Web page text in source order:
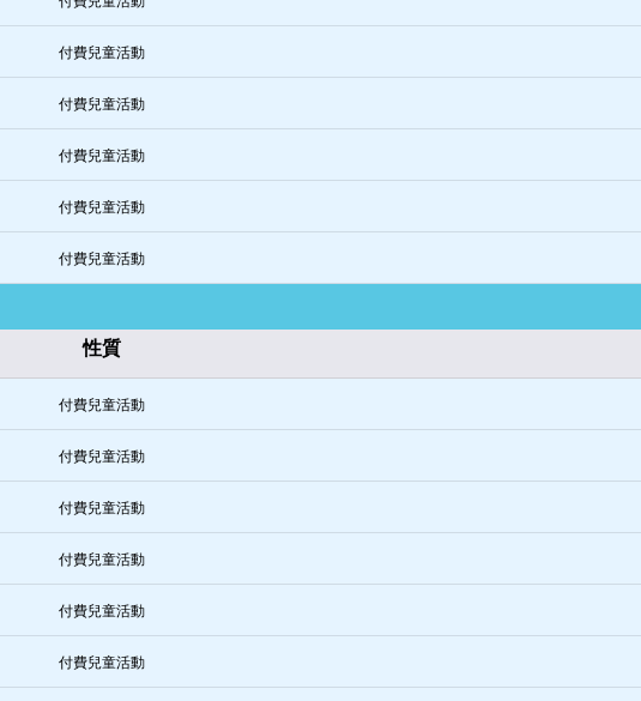
付費兒童活動
付費兒童活動
付費兒童活動
付費兒童活動
付費兒童活動
性質
付費兒童活動
付費兒童活動
付費兒童活動
付費兒童活動
付費兒童活動
付費兒童活動